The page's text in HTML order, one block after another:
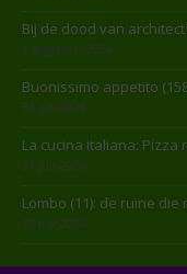
Bij de dood van
1 augustus 2026
Buonissimo appetito
31 juli 2026
La cucina italiana: Pizza
31 juli 2026
Lombo (11): de ruïne
30 juli 2026